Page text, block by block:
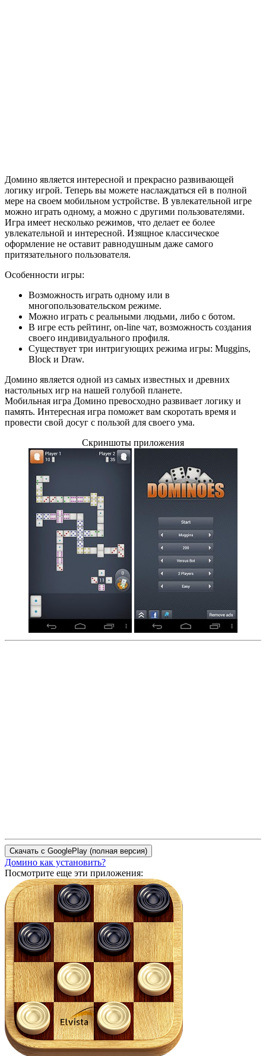
Домино является интересной и прекрасно развивающей
логику игрой. Теперь вы можете наслаждаться ей в полной
мере на своем мобильном устройстве. В увлекательной игре
можно играть одному, а можно с другими пользователями.
Игра имеет несколько режимов, что делает ее более
увлекательной и интересной. Изящное классическое
оформление не оставит равнодушным даже самого
притязательного пользователя.
Особенности игры:
Возможность играть одному или в
многопользовательском режиме.
Можно играть с реальными людьми, либо с ботом.
В игре есть рейтинг, on-line чат, возможность создания
своего индивидуального профиля.
Существует три интригующих режима игры: Muggins,
Block и Draw.
Домино является одной из самых известных и древних
настольных игр на нашей голубой планете.
Мобильная игра Домино превосходно развивает логику и
память. Интересная игра поможет вам скоротать время и
провести свой досуг с пользой для своего ума.
Скриншоты приложения
Домино как установить?
Посмотрите еще эти приложения: